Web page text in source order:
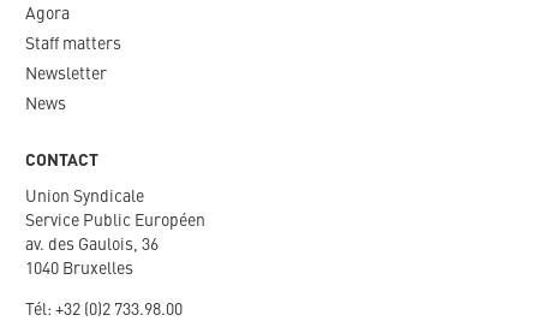
Agora
Staff matters
Newsletter​
News
CONTACT
Union Syndicale
Service Public Européen
av. des Gaulois, 36
1040 Bruxelles
Tél: +32 (0)2 733.98.00